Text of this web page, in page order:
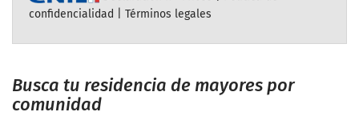
confidencialidad
Términos legales
Busca tu residencia de mayores por
comunidad